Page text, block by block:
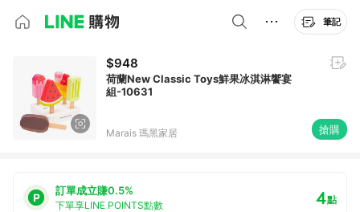
筆記
$948
荷蘭New Classic Toys鮮果冰淇淋饗宴
組-10631
Marais 瑪黑家居 搶購
訂單成立賺0.5%
下單享LINE POINTS點數 4點